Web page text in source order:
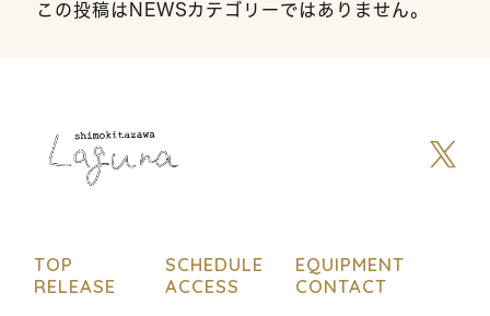
この投稿はNEWSカテゴリーではありません。
TOP SCHEDULE
EQUIPMENT
RELEASE
ACCESS CONTACT